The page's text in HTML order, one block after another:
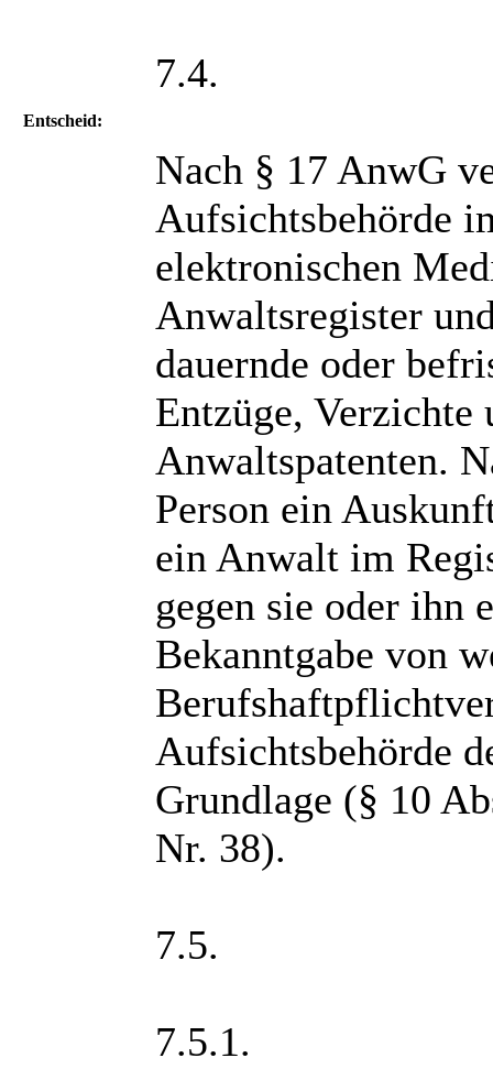
Entscheid:
7.4.
Nach § 17 AnwG
Aufsichtsbehörde
elektronischen
Anwaltsregister
dauernde oder
Entzüge,
Anwaltspatenten.
Person ein
ein Anwalt im
gegen sie oder ihn
Bekanntgabe von
Aufsichtsbehörde
Grundlage (§ 10
Nr. 38).
7.5.
7.5.1.